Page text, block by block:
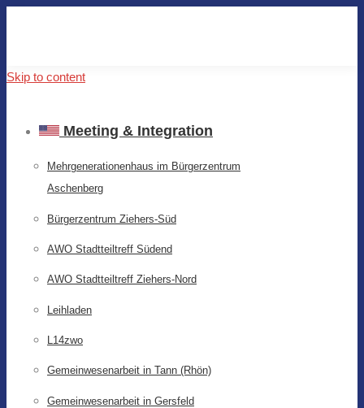
Skip to content
Meeting & Integration
Mehrgenerationenhaus im Bürgerzentrum
Aschenberg
Bürgerzentrum Ziehers-Süd
AWO Stadtteiltreff Südend
AWO Stadtteiltreff Ziehers-Nord
Leihladen
L14zwo
Gemeinwesenarbeit in Tann (Rhön)
Gemeinwesenarbeit in Gersfeld